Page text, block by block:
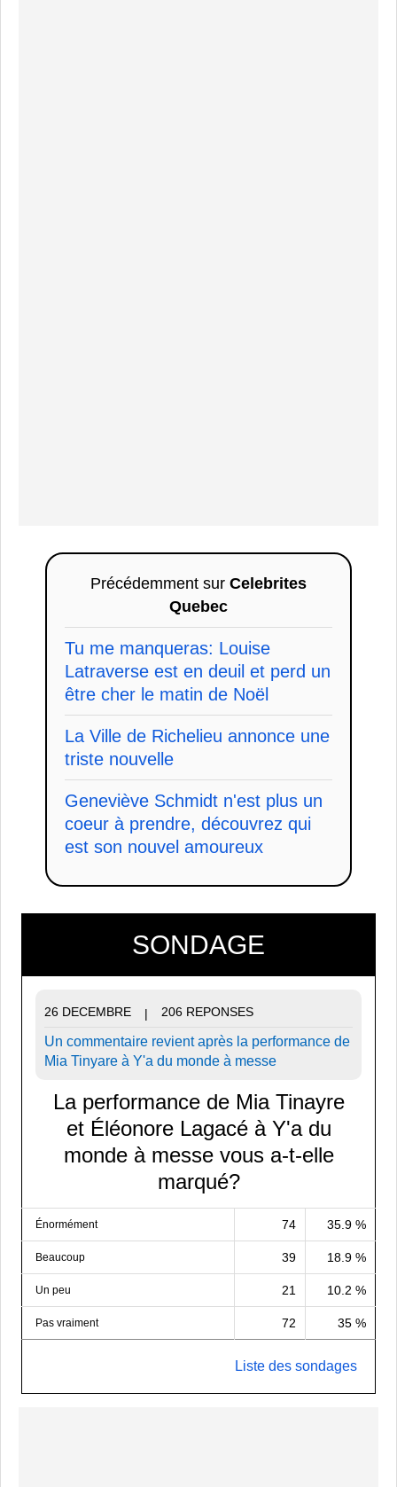
Précédemment sur Celebrites
Quebec
Tu me manqueras: Louise
Latraverse est en deuil et perd un
être cher le matin de Noël
La Ville de Richelieu annonce une
triste nouvelle
Geneviève Schmidt n'est plus un
coeur à prendre, découvrez qui
est son nouvel amoureux
SONDAGE
26 DECEMBRE | 206 REPONSES
Un commentaire revient après la performance de
Mia Tinyare à Y'a du monde à messe
La performance de Mia Tinayre
et Éléonore Lagacé à Y'a du
monde à messe vous a-t-elle
marqué?
Énormément 74 35.9 %
Beaucoup 39 18.9 %
Un peu 21 10.2 %
Pas vraiment 72 35 %
Liste des sondages